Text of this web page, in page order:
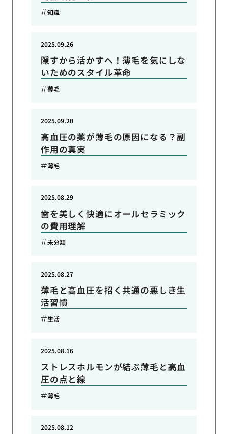
知識
隠すから活かすへ！薄毛を気にしな
いためのスタイル革命
2025.09.26
薄毛
高血圧の薬が薄毛の原因になる？副
作用の真実
2025.09.20
薄毛
歯を美しく快適にオールセラミック
の費用理解
2025.08.29
未分類
薄毛と高血圧を招く共通の悪しき生
活習慣
2025.08.27
生活
ストレスホルモンが結ぶ薄毛と高血
圧の点と線
2025.08.16
薄毛
2025.08.12